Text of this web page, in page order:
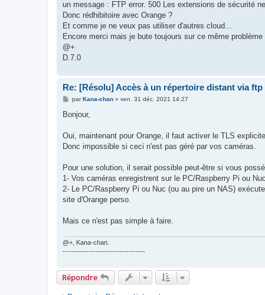
un message : FTP error. 500 Les extensions de sécurité
Donc rédhibitoire avec Orange ?
Et comme je ne veux pas utiliser d'autres cloud...
Encore merci mais je bute toujours sur ce même
@+
D.7.0
Re: [Résolu] Accès à un répertoire distant via ftp
M
s
g
parKana-chan» ven. 31 déc. 2021 14:27
Bonjour,
Oui, maintenant pour Orange, il faut activer le TLS explicite.
Donc impossible si ceci n'est pas géré par vos caméras.
Pour une solution, il serait possible peut-être si vous
1- Vos caméras enregistrent sur le PC/Raspberry Pi ou
2- Le PC/Raspberry Pi ou Nuc (ou au pire un NAS)
site d'Orange perso.
Mais ce n'est pas simple à faire.
@+, Kana-chan.
-----------------------------------
Répondre